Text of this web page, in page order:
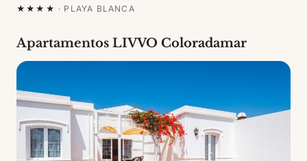
★★★★ · PLAYA BLANCA
Apartamentos LIVVO Coloradamar